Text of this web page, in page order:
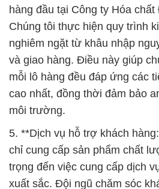
hàng đầu tại Công ty Hóa
Chúng tôi thực hiện quy trình
nghiêm ngặt từ khâu nhập
và giao hàng. Điều này giúp
mỗi lô hàng đều đáp ứng các
cao nhất, đồng thời đảm bảo
môi trường.
5. **Dịch vụ hỗ trợ khách
chỉ cung cấp sản phẩm chất
trọng đến việc cung cấp dịch
xuất sắc. Đội ngũ chăm sóc